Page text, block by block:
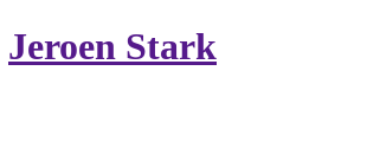
Jeroen Stark